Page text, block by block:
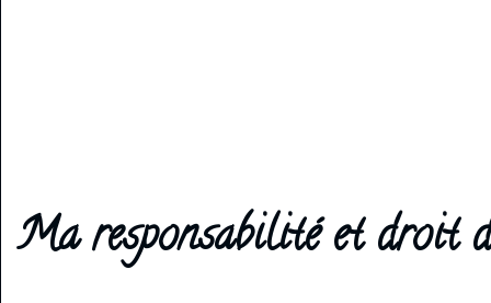
Ma responsabilité et droit